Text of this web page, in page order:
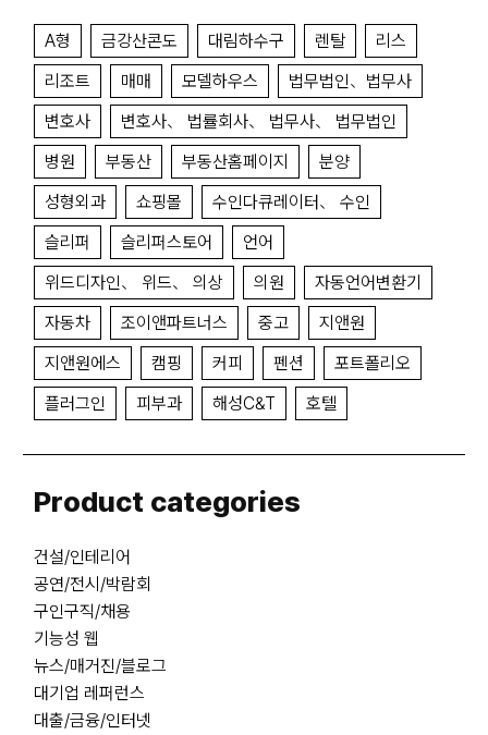
A형 금강산콘도 대림하수구 렌탈
리스
리조트
매매 모델하우스
법무법인、법무사
변호사
변호사、 법률회사、 법무사、 법무법인
병원
부동산 부동산홈페이지
분양
성형외과
쇼핑몰
수인다큐레이터、 수인
슬리퍼
슬리퍼스토어
언어
위드디자인、 위드、 의상
의원
자동언어변환기
자동차
조이앤파트너스 중고
지앤원
지앤원에스
캠핑 커피 펜션
포트폴리오
플러그인
피부과 해성C&T 호텔
Product categories
건설/인테리어
공연/전시/박람회
구인구직/채용
기능성 웹
뉴스/매거진/블로그
대기업 레퍼런스
대출/금융/인터넷